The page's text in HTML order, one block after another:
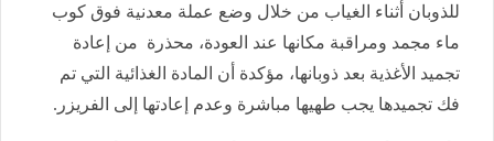
للذوبان أثناء الغياب من خلال وضع عملة معدنية فوق كوب
ماء مجمد ومراقبة مكانها عند العودة، محذرة من إعادة
تجميد الأغذية بعد ذوبانها، مؤكدة أن المادة الغذائية التي تم
فك تجميدها يجب طهيها مباشرة وعدم إعادتها إلى الفريزر.